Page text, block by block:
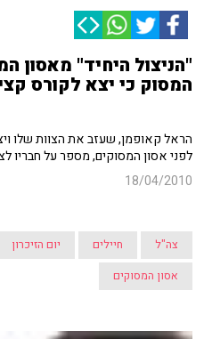
"הניצול היחיד" מאסון
המסוק כי יצא לקורס
הראל קאופמן, שעזב את הצוות שלו
לפני אסון המסוקים, מספר על חבריו
18/04/2010
צה"ל חיילים יום הזיכרון
אסון המסוקים